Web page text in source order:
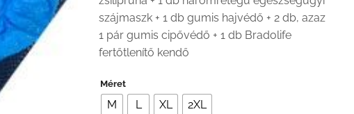
szájmaszk + 1 db gumis hajvédő + 2 db, azaz
1 pár gumis cipővédő + 1 db Bradolife
fertőtlenítő kendő
Méret
M L XL 2XL